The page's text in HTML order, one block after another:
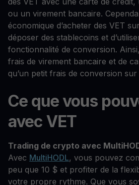
ou un virement bancaire.
économique d’acheter des VET
déposer des stablecoins et
fonctionnalité de conversion.
frais de virement bancaire et de
qu’un petit frais de conversion
Ce que vous
avec VET
Trading de crypto avec
Avec MultiHODL, vous pouvez
peu que 10 $ et profiter de la
votre propre rythme. Que vous